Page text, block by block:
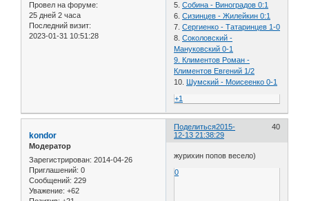
Провел на форуме:
25 дней 2 часа
Последний визит:
2023-01-31 10:51:28
5.Собина - Виноградов 0:1
6.Сизинцев - Жилейкин 0:1
7.Сергиенко - Татаринцев 1-0
8.Соколовский -
Мануковский 0-1
9. Климентов Роман -
Климентов Евгений 1/2
10. Шумский - Моисеенко 0-1
+1
Поделиться 40
2015-
12-13 21:38:29
kondor
Модератор
Зарегистрирован: 2014-04-26
Приглашений: 0
Сообщений: 229
Уважение: +62
журихин попов весело)
0